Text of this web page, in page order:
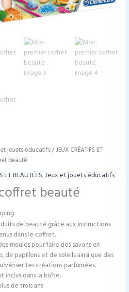
jouets éducatifs/JEUX CRÉATIFS ET
beauté
ET BEAUTÉES,Jeux et jouets éducatifs
beauté
de beauté grâce aux instructions
dans le coffret.
moules pour faire des savons en
de papillons et de soleils ainsi que des
tes créations parfumées.
inclus dans la boîte.
de trois ans